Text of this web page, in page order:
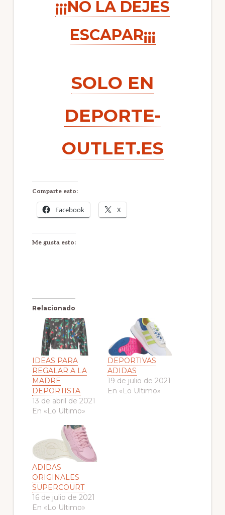
¡¡¡NO LA DEJES
ESCAPAR¡¡¡
SOLO EN
DEPORTE-
OUTLET.ES
Comparte esto:
Facebook X
Me gusta esto:
Relacionado
IDEAS PARA
REGALAR A LA
MADRE
DEPORTISTA
13 de abril de 2021
En «Lo Ultimo»
DEPORTIVAS
ADIDAS
19 de julio de 2021
En «Lo Ultimo»
ADIDAS
ORIGINALES
SUPERCOURT
16 de julio de 2021
En «Lo Ultimo»